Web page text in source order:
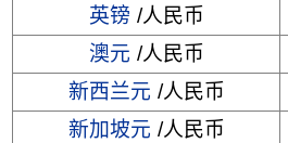
英镑 /人民币
澳元 /人民币
新西兰元 /人民币
新加坡元 /人民币